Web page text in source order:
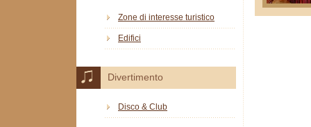
Zone di interesse turistico
Edifici
Divertimento
Disco & Club